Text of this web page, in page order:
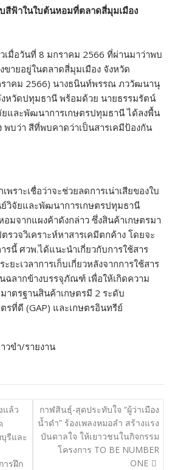
สีฟ้าในใบต้นหอมที่ตลาดสี่มุมเมือง
เมื่อวันที่ 8 มกราคม 2566 ที่ผ่านมาว่าพบ
ายอยู่ในตลาดสี่มุมเมือง จังหวัด
าคม 2566) นางธนินท์พรรณ ภววัฒนานุ
หวัดปทุมธานี พร้อมด้วย นายธรรมรัตน์
และพัฒนาการเกษตรปทุมธานี ได้ลงพื้น
พบว่า สีที่พบคาดว่าเป็นสารเคมีป้องกัน
พราะเชื่อว่าจะช่วยลดการเน่าเสียของใบ
วิจัยและพัฒนาการเกษตรปทุมธานี
มจากแผงค้าดังกล่าว ซึ่งสินค้าเกษตรมา
รวจวิเคราะห์หาสารเคมีตกค้าง โดยจะ
รนี้ ศวพ.ได้แนะนำเกี่ยวกับการใช้สาร
ยะเวลาการเก็บเกี่ยวหลังจากการใช้สาร
ฉลากข้างบรรจุภัณฑ์ เพื่อให้เกิดความ
ตรฐานสินค้าเกษตรมี 2 ระดับ
รที่ดี (GAP) และเกษตรอินทรีย์
วขำ/รายงาน
แล้ว
รีและ
ารฝึก
กาฬสินธุ์-สุดประทับใจ “ผู้ว่าเมือง
น้ำดำ” ร้องเพลงหมอลำ สร้างแรง
บันดาลใจ ให้เยาวชนในกิจกรรม
โครงการ TO BE NUMBER
ONE